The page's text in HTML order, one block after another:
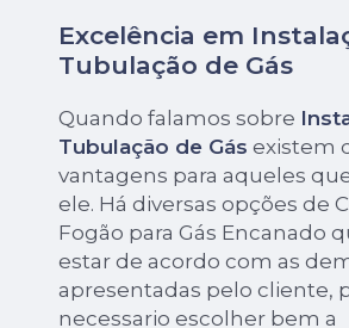
Excelência em
Tubulação de Gás
Quando falamos sobre
Tubulação de Gás existem
vantagens para aqueles
ele. Há diversas opções de
Fogão para Gás Encanado
estar de acordo com as
apresentadas pelo cliente,
necessario escolher bem a